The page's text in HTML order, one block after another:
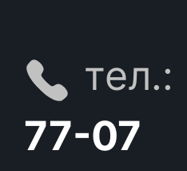
тел.:
77-07